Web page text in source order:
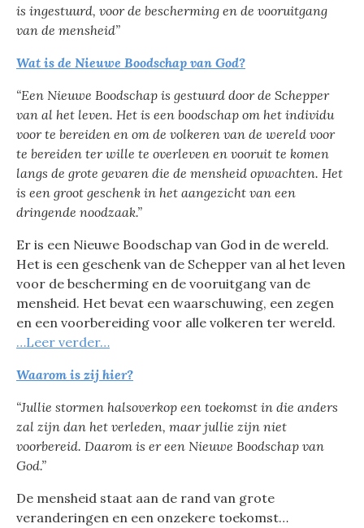
is ingestuurd, voor de bescherming en de vooruitgang
van de mensheid”
Wat is de Nieuwe Boodschap van God?
“Een Nieuwe Boodschap is gestuurd door de Schepper
van al het leven. Het is een boodschap om het individu
voor te bereiden en om de volkeren van de wereld voor
te bereiden ter wille te overleven en vooruit te komen
langs de grote gevaren die de mensheid opwachten. Het
is een groot geschenk in het aangezicht van een
dringende noodzaak.”
Er is een Nieuwe Boodschap van God in de wereld.
Het is een geschenk van de Schepper van al het leven
voor de bescherming en de vooruitgang van de
mensheid. Het bevat een waarschuwing, een zegen
en een voorbereiding voor alle volkeren ter wereld.
…Leer verder…
Waarom is zij hier?
“Jullie stormen halsoverkop een toekomst in die anders
zal zijn dan het verleden, maar jullie zijn niet
voorbereid. Daarom is er een Nieuwe Boodschap van
God.”
De mensheid staat aan de rand van grote
veranderingen en een onzekere toekomst…